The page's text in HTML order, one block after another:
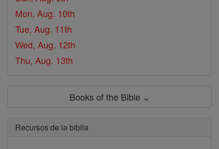
Mon, Aug. 10th
Tue, Aug. 11th
Wed, Aug. 12th
Thu, Aug. 13th
Books of the Bible ⌄
Recursos de la biblia